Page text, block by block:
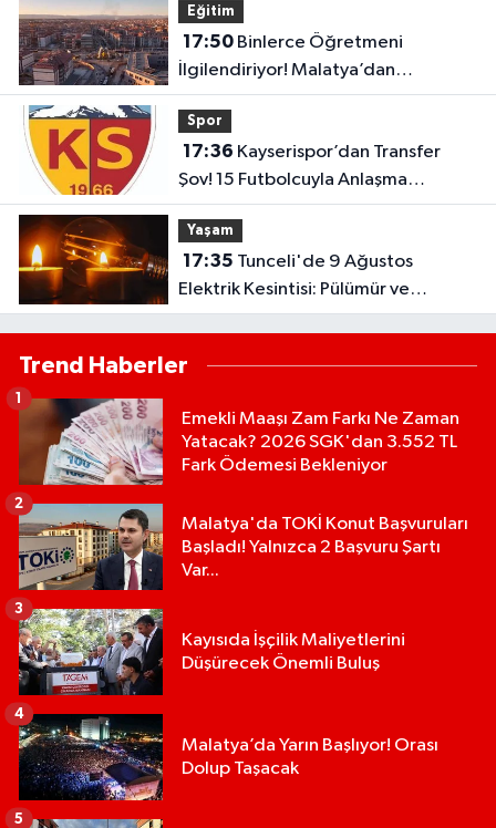
Eğitim
17:50Binlerce Öğretmeni
İlgilendiriyor! Malatya’dan
Bakanlığa “İl Emri” Çağrısı
Spor
17:36
Şov! 15 Futbolcuyla Anlaşma
Sağlandı
Yaşam
17:35
Elektrik Kesintisi: Pülümür ve
Çemişgezek'te Çok Sayıda Yerleşim
Trend Haberler
Emekli Maaşı Zam Farkı Ne Zaman
Yatacak? 2026 SGK'dan 3.552 TL
Fark Ödemesi Bekleniyor
1
Malatya'da TOKİ Konut Başvuruları
Başladı! Yalnızca 2 Başvuru Şartı
Var...
2
Kayısıda İşçilik Maliyetlerini
Düşürecek Önemli Buluş
3
Malatya’da Yarın Başlıyor! Orası
Dolup Taşacak
4
5